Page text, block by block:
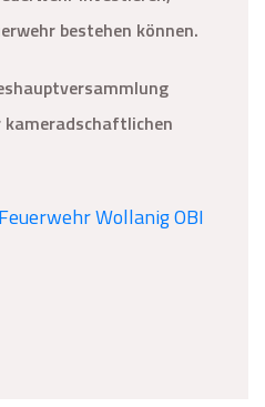
bestehen können.
kameradschaftlichen